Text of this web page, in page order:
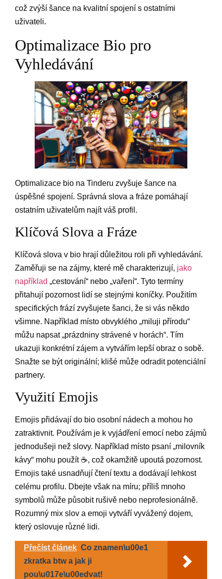
což zvýší šance na kvalitní spojení s ostatními
uživateli.
Optimalizace Bio pro
Vyhledávání
Optimalizace bio na Tinderu zvyšuje šance na
úspěšné spojení. Správná slova a fráze pomáhají
ostatním uživatelům najít váš profil.
Klíčová Slova a Fráze
Klíčová slova v bio hrají důležitou roli při vyhledávání.
Zaměřuji se na zájmy, které mě charakterizují, jako
například „cestování“ nebo „vaření“. Tyto termíny
přitahují pozornost lidí se stejnými koníčky. Použitím
specifických frází zvyšujete šanci, že si vás někdo
všimne. Například místo obvyklého „miluji přírodu“
můžu napsat „prázdniny strávené v horách“. Tím
ukazuji konkrétní zájem a vytvářím lepší obraz o sobě.
Snažte se být originální; klišé může odradit potenciální
partnery.
Využití Emojis
Emojis přidávají do bio osobní nádech a mohou ho
zatraktivnit. Používám je k vyjádření emocí nebo zájmů
jednodušeji než slovy. Například místo psaní „milovník
kávy“ mohu použít ☕️, což okamžitě upoutá pozornost.
Emojis také usnadňují čtení textu a dodávají lehkost
celému profilu. Dbejte však na míru; příliš mnoho
symbolů může působit rušivě nebo neprofesionálně.
Rozumný mix slov a emoji vytváří vyvážený dojem,
který oslovuje různé lidi.
Přečíst článek Co znamen\u00e1
zkratka btw a jak ji
pou\u017e\u00edvat!